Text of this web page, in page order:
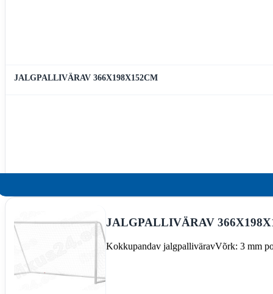
JALGPALLIVÄRAV 366X198X152CM
JALGPALLIVÄRAV
Kokkupandav jalgpalliväravVõrk: 3 mm